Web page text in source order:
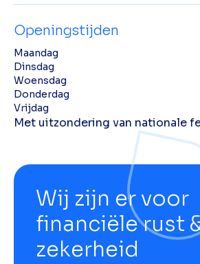
Openingstijden
Maandag
Dinsdag
Woensdag
Donderdag
Vrijdag
Met uitzondering van nationale
Wij zijn er voor
financiële rust
zekerheid